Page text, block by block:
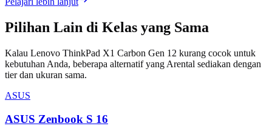
Pilihan Lain di Kelas yang Sama
Kalau Lenovo ThinkPad X1 Carbon Gen 12 kurang cocok untuk
kebutuhan Anda, beberapa alternatif yang Arental sediakan dengan
tier dan ukuran sama.
ASUS
ASUS Zenbook S 16